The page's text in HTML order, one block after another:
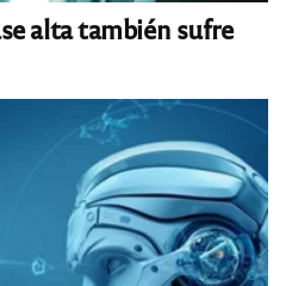
alta también sufre